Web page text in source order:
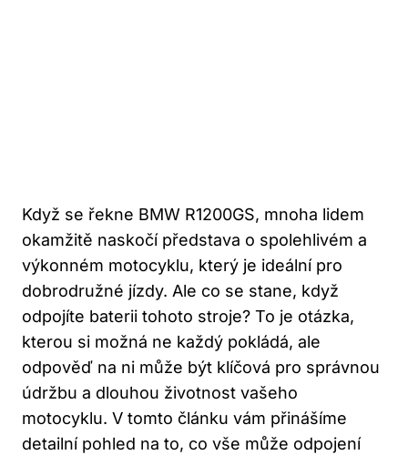
Když se řekne BMW R1200GS, mnoha lidem
okamžitě naskočí představa o spolehlivém a
výkonném motocyklu, který je ideální pro
dobrodružné jízdy. Ale co se stane, když
odpojíte baterii tohoto stroje? To je otázka,
kterou si možná ne každý pokládá, ale
odpověď na ni může být klíčová pro správnou
údržbu a dlouhou životnost vašeho
motocyklu. V tomto článku vám přinášíme
detailní pohled na to, co vše může odpojení